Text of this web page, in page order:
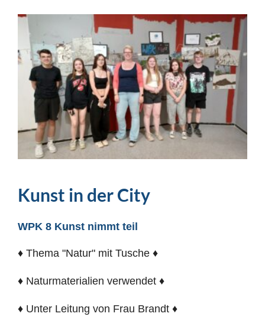
Kunst in der City
WPK 8 Kunst nimmt teil
♦ Thema "Natur" mit Tusche ♦
♦ Naturmaterialien verwendet ♦
♦ Unter Leitung von Frau Brandt ♦